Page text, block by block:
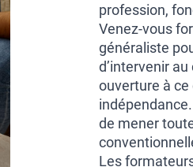
profession,
Venez-vous
généraliste
d’intervenir
ouverture à
indépendance.
de mener
Les